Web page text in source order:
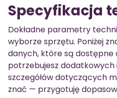
Specyfikacja
Dokładne parametry
wyborze sprzętu. Poniżej
danych, które są dostępne
potrzebujesz dodatkowych
szczegółów dotyczących
znać — przygotuję